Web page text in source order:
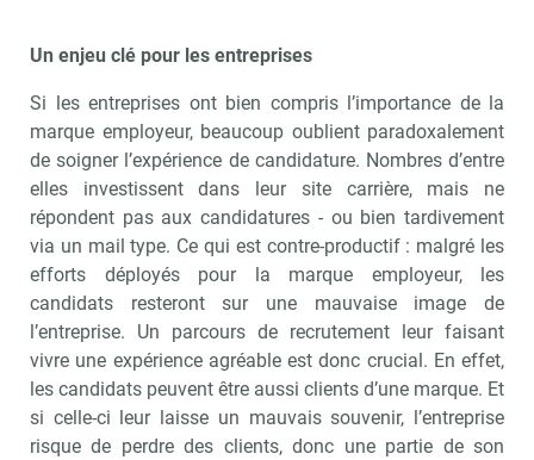
Un enjeu clé pour les entreprises
Si les entreprises ont bien compris l’importance de la
marque employeur, beaucoup oublient paradoxalement
de soigner l’expérience de candidature. Nombres d’entre
elles investissent dans leur site carrière, mais ne
répondent pas aux candidatures - ou bien tardivement
via un mail type. Ce qui est contre-productif : malgré les
efforts déployés pour la marque employeur, les
candidats resteront sur une mauvaise image de
l’entreprise. Un parcours de recrutement leur faisant
vivre une expérience agréable est donc crucial. En effet,
les candidats peuvent être aussi clients d’une marque. Et
si celle-ci leur laisse un mauvais souvenir, l’entreprise
risque de perdre des clients, donc une partie de son